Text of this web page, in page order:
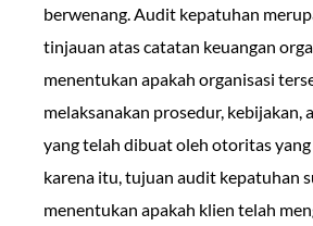
berwenang. Audit kepatuhan
tinjauan atas catatan keuangan
menentukan apakah organisasi
melaksanakan prosedur, kebijakan,
yang telah dibuat oleh otoritas
karena itu, tujuan audit kepatuhan
menentukan apakah klien telah